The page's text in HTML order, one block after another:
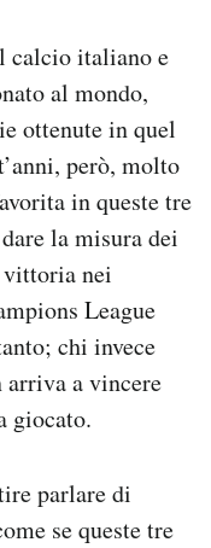
calcio italiano e
al mondo,
ottenute in quel
però, molto
in queste tre
la misura dei
nei
League
chi invece
a vincere
giocato.
parlare di
se queste tre